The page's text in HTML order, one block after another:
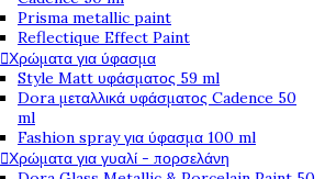
Prisma metallic paint
Reflectique Effect Paint
Χρώματα για ύφασμα
Style Matt υφάσματος 59 ml
Dora μεταλλικά υφάσματος Cadence 50
ml
Fashion spray για ύφασμα 100 ml
Χρώματα για γυαλί - πορσελάνη